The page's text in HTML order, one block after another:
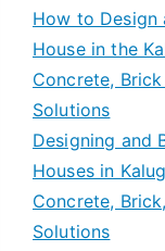
How to Design
House in the
Concrete, Brick
Solutions
Designing and
Houses in
Concrete,
Solutions